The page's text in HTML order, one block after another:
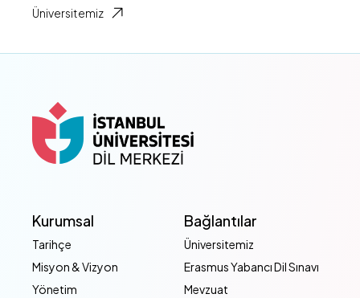
Üniversitemiz
Kurumsal
Tarihçe
Misyon & Vizyon
Yönetim
Bağlantılar
Üniversitemiz
Erasmus Yabancı Dil Sınavı
Mevzuat